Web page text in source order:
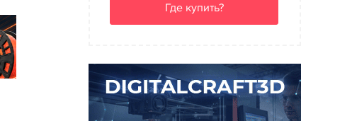
Где купить?